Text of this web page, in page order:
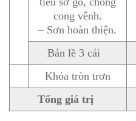
cong vênh.
– Sơn hoàn thiện.
Bản lề 3 cái
Khóa tròn trơn
Tổng giá trị